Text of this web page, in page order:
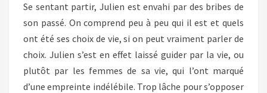
Se sentant partir, Julien est envahi par des bribes de
son passé. On comprend peu à peu qui il est et quels
ont été ses choix de vie, si on peut vraiment parler de
choix. Julien s’est en effet laissé guider par la vie, ou
plutôt par les femmes de sa vie, qui l’ont marqué
d’une empreinte indélébile. Trop lâche pour s’opposer